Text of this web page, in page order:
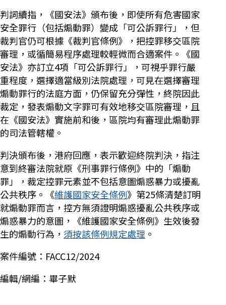
判詞續指，《國安法》頒布後，即使所有危害國家
安全罪行（包括煽動罪）變成「可公訴罪行」，但
裁判官仍可根據《裁判官條例》，把控罪移交區院
審理，或循簡易程序處理較輕微而合適案件。《國
安法》亦訂立4項「可公訴罪行」，可視乎罪行嚴
重程度，選擇適當級別法院處理，可見在選擇審理
煽動罪行的法庭方面，仍保留充分彈性，終院因此
裁定，發表煽動文字罪可有效地移交區院審理，且
在《國安法》實施前和後，區院均有審理此煽動罪
的司法管轄權。
判決頒布後，港府回應，表示歡迎終院判決，指注
意到終審法院就原《刑事罪行條例》中的「煽動
罪」，裁定控罪元素並不包括意圖煽惑暴力或擾亂
公共秩序。《維護國家安全條例》第25條清楚訂明
就煽動罪而言，控方無須證明煽惑擾亂公共秩序或
煽惑暴力的意圖，《維護國家安全條例》生效後發
生的煽動行為， 須按該條例規定處理 。
案件編號：FACC12/2024
編輯/網編：畢子默